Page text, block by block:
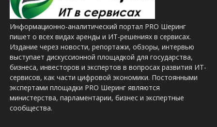
Информационно-аналитический портал PRO Шеринг
пишет о всех видах аренды и ИТ-решениях в сервисах.
Издание через новости, репортажи, обзоры, интервью
выступает дискуссионной площадкой для государства,
бизнеса, инвесторов и экспертов в вопросах развития ИТ-
сервисов, как части цифровой экономики. Постоянными
экспертами площадки PRO Шеринг являются
министерства, парламентарии, бизнес и экспертные
сообщества.